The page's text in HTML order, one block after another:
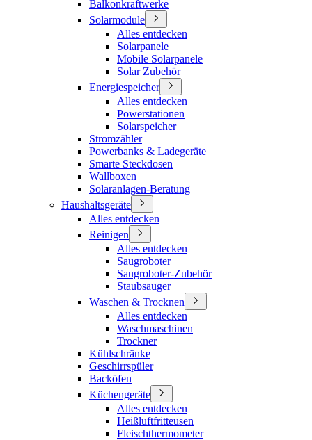
Balkonkraftwerke
Solarmodule
Alles entdecken
Solarpanele
Mobile Solarpanele
Solar Zubehör
Energiespeicher
Alles entdecken
Powerstationen
Solarspeicher
Stromzähler
Powerbanks & Ladegeräte
Smarte Steckdosen
Wallboxen
Solaranlagen-Beratung
Haushaltsgeräte
Alles entdecken
Reinigen
Alles entdecken
Saugroboter
Saugroboter-Zubehör
Staubsauger
Waschen & Trocknen
Alles entdecken
Waschmaschinen
Trockner
Kühlschränke
Geschirrspüler
Backöfen
Küchengeräte
Alles entdecken
Heißluftfritteusen
Fleischthermometer